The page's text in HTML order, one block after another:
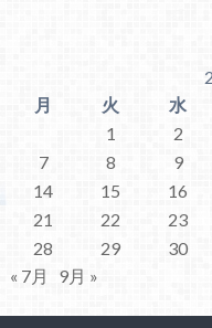
月
火 水
1
2
7
8 9
14
15 16
21
22 23
28
29 30
« 7月
9月 »